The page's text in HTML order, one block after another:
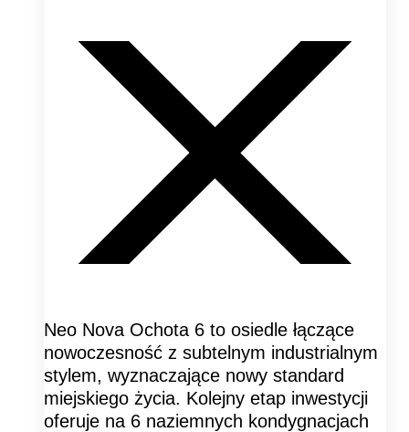
Neo Nova Ochota 6 to osiedle łączące
nowoczesność z subtelnym industrialnym
stylem, wyznaczające nowy standard
miejskiego życia. Kolejny etap inwestycji
oferuje na 6 naziemnych kondygnacjach